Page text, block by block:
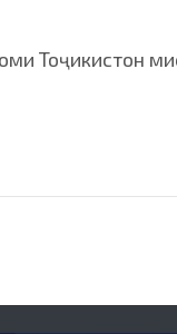
Тоҷикистон